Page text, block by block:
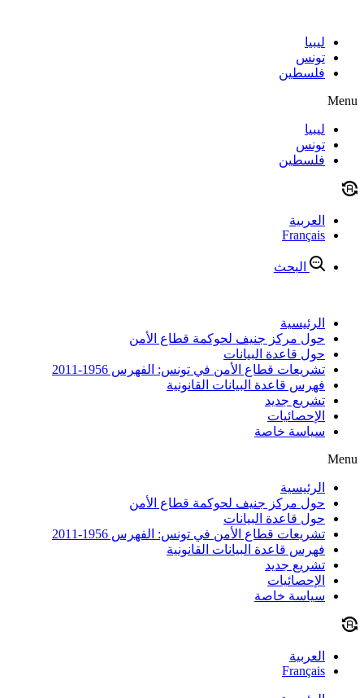
contentليبيا
تونس
فلسطين
Menu
ليبيا
تونس
فلسطين
العربية
Français
البحث
الرئيسية
حول مركز جنيف لحوكمة قطاع الأمن
حول قاعدة البيانات
تشريعات قطاع الأمن في تونس: الفهرس 1956-2011
فهرس قاعدة البيانات القانونية
تشريع جديد
الإحصائيات
سياسة خاصة
Menu
الرئيسية
حول مركز جنيف لحوكمة قطاع الأمن
حول قاعدة البيانات
تشريعات قطاع الأمن في تونس: الفهرس 1956-2011
فهرس قاعدة البيانات القانونية
تشريع جديد
الإحصائيات
سياسة خاصة
العربية
Français